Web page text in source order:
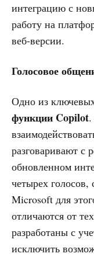
интеграцию с
работу на
веб-версии.
Голосовое
Одно из
функции Copilot.
разговаривают с
обновленном
четырех голосов,
Microsoft для
отличаются от
разработаны с
исключить